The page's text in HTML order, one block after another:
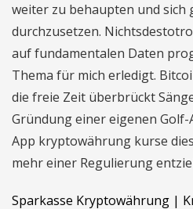
weiter zu behaupten und sich
durchzusetzen.
auf fundamentalen Daten
Thema für mich erledigt.
die freie Zeit überbrückt
Gründung einer eigenen
App kryptowährung kurse
mehr einer Regulierung
Sparkasse Kryptowährung |